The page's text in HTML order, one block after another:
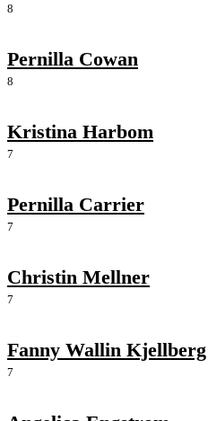
8
Pernilla Cowan
8
Kristina Harbom
7
Pernilla Carrier
7
Christin Mellner
7
Fanny Wallin Kjellberg
7